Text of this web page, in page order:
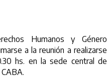
Humanos y Género
a la reunión a realizarse
hs. en la sede central de